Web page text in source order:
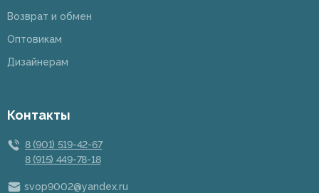
Возврат и обмен
Оптовикам
Дизайнерам
Контакты
8 (901) 519-42-67
8 (915) 449-78-18
svop9002@yandex.ru